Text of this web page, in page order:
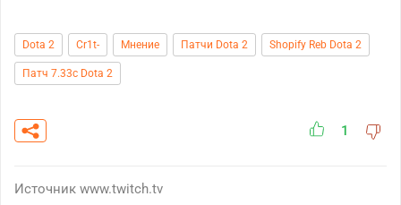
Dota 2 Cr1t- Мнение Патчи Dota 2 Shopify Reb Dota 2
Патч 7.33c Dota 2
1
Источник www.twitch.tv